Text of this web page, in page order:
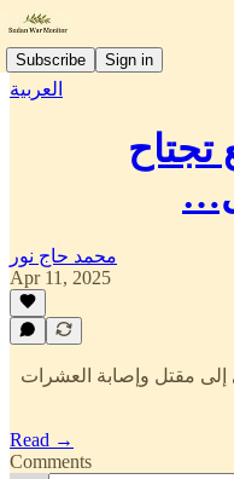
Subscribe Sign in
العربية
تجتاح
محمد حاج نور
Apr 11, 2025
مقتل وإصابة العشرات
Read →
Comments